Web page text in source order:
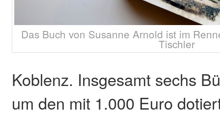
Das Buch von Susanne Arnold ist im
Tischler
Koblenz. Insgesamt sechs
um den mit 1.000 Euro